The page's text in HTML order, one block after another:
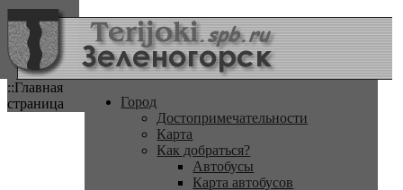
::Главная
страница
Город
Достопримечательности
Карта
Как добраться?
Автобусы
Карта автобусов